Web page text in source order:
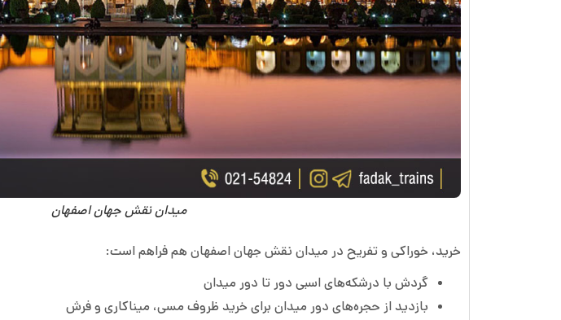
میدان نقش جهان اصفهان
خرید، خوراکی و تفریح در میدان نقش جهان اصفهان هم فراهم است:
گردش با درشکه‌های اسبی دور تا دور میدان
بازدید از حجره‌های دور میدان برای خرید ظروف مسی، میناکاری و فرش